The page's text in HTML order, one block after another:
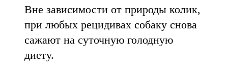
Вне зависимости от природы колик,
при любых рецидивах собаку снова
сажают на суточную голодную
диету.